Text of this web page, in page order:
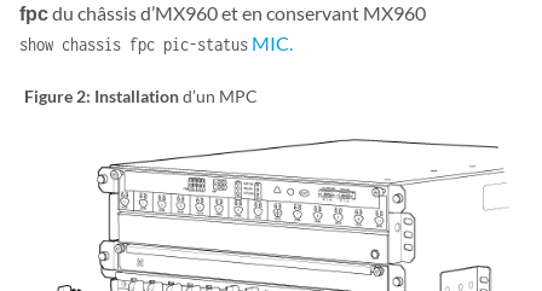
fpcdu châssis d’MX960 et en conservant MX960
show chassis fpc pic-status MIC.
Figure 2: Installationd’un MPC